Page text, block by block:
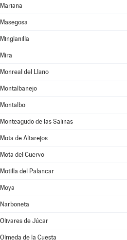
Mariana
Masegosa
Minglanilla
Mira
Monreal del Llano
Montalbanejo
Montalbo
Monteagudo de las Salinas
Mota de Altarejos
Mota del Cuervo
Motilla del Palancar
Moya
Narboneta
Olivares de Júcar
Olmeda de la Cuesta